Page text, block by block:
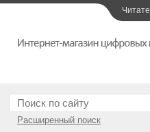
Расширенный поиск